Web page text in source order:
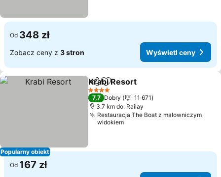
Od 348 zł
Zobacz ceny z 3 stron Wyświetl ceny
Popularny obiekt
Udostępnij
Dodaj do ulubionych
Krabi Resort
4 Kategoria
7,7 Dobry
11 671
3.7 km do: Railay
Restauracja The Boat z malowniczym
widokiem
Od 167 zł